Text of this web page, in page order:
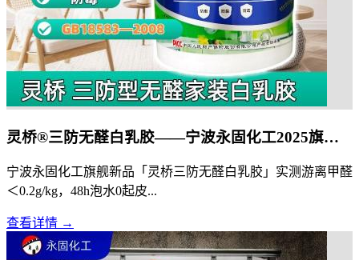
灵桥®三防无醛白乳胶——宁波永固化工2025旗舰单品（防潮 | 防裂 | 防霉 | 0甲醛）
宁波永固化工旗舰新品「灵桥三防无醛白乳胶」实测游离甲醛
＜0.2g/kg，48h泡水0起皮...
查看详情 →